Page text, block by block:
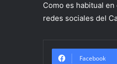
Como es habitual
redes sociales del
Facebook